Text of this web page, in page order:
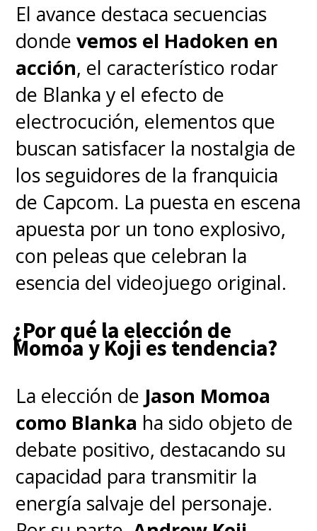
El avance destaca secuencias
dondevemos el Hadoken en
acción, el característico rodar
de Blanka y el efecto de
electrocución, elementos que
buscan satisfacer la nostalgia de
los seguidores de la franquicia
de Capcom. La puesta en escena
apuesta por un tono explosivo,
con peleas que celebran la
esencia del videojuego original.
¿Por qué la elección de
Momoa y Koji es tendencia?
La elección de Jason Momoa
como Blanka ha sido objeto de
debate positivo, destacando su
capacidad para transmitir la
energía salvaje del personaje.